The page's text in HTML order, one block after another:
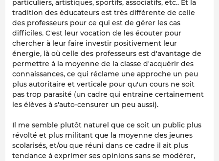
particuliers, artistiques, sportifs, associatifs, etc.. Et la
tradition des éducateurs est très différente de celle
des professeurs pour ce qui est de gérer les cas
difficiles. C'est leur vocation de les écouter pour
chercher à leur faire investir positivement leur
énergie, là où celle des professeurs est d'avantage de
permettre à la moyenne de la classe d'acquérir des
connaissances, ce qui réclame une approche un peu
plus autoritaire et verticale pour qu'un cours ne soit
pas trop parasité (un cadre qui entraine certainement
les élèves à s'auto-censurer un peu aussi).
Il me semble plutôt naturel que ce soit un public plus
révolté et plus militant que la moyenne des jeunes
scolarisés, et/ou que réuni dans ce cadre il ait plus
tendance à exprimer ses opinions sans se modérer,